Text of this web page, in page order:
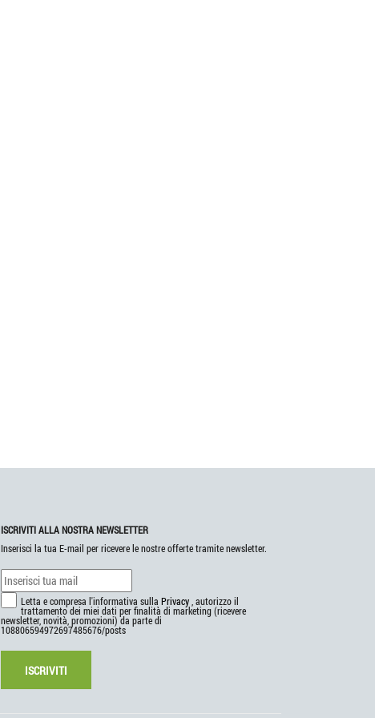
ISCRIVITI ALLA NOSTRA NEWSLETTER
Inserisci la tua E-mail per ricevere le nostre offerte tramite newsletter.
Letta e compresa l'informativa sulla Privacy , autorizzo il
trattamento dei miei dati per finalità di marketing (ricevere
newsletter, novità, promozioni) da parte di
108806594972697485676/posts
ISCRIVITI